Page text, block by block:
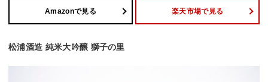
Amazonで見る 楽天市場で見る
松浦酒造 純米大吟醸 獅子の里